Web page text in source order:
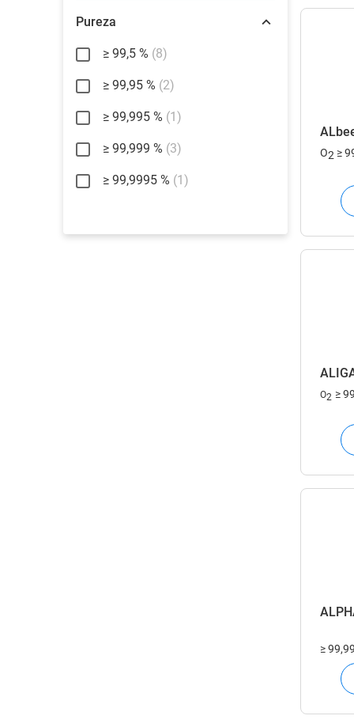
Pureza
≥ 99,5 % (8)
≥ 99,95 % (2)
≥ 99,995 % (1)
≥ 99,999 % (3)
≥ 99,9995 % (1)
O2 ≥
O2 ≥
≥